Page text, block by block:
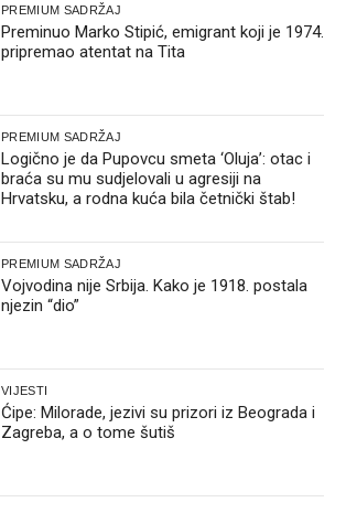
PREMIUM SADRŽAJ
Preminuo Marko Stipić, emigrant koji je 1974.
pripremao atentat na Tita
PREMIUM SADRŽAJ
Logično je da Pupovcu smeta ‘Oluja’: otac i
braća su mu sudjelovali u agresiji na
Hrvatsku, a rodna kuća bila četnički štab!
PREMIUM SADRŽAJ
Vojvodina nije Srbija. Kako je 1918. postala
njezin “dio”
VIJESTI
Ćipe: Milorade, jezivi su prizori iz Beograda i
Zagreba, a o tome šutiš